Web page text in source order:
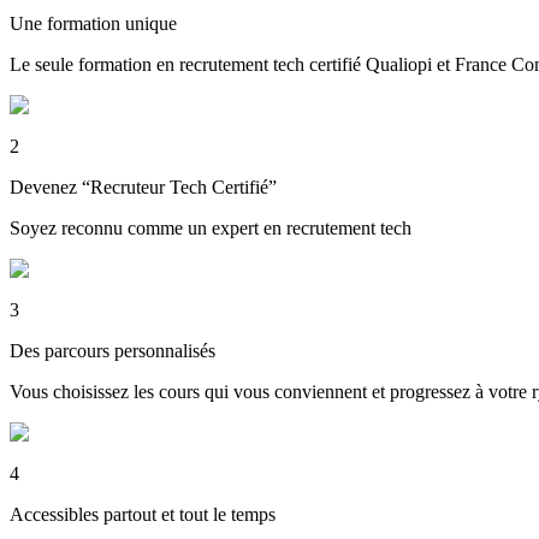
Une formation unique
Le seule formation en recrutement tech certifié Qualiopi et France
2
Devenez “Recruteur Tech Certifié”
Soyez reconnu comme un expert en recrutement tech
3
Des parcours personnalisés
Vous choisissez les cours qui vous conviennent et progressez à votre
4
Accessibles partout et tout le temps